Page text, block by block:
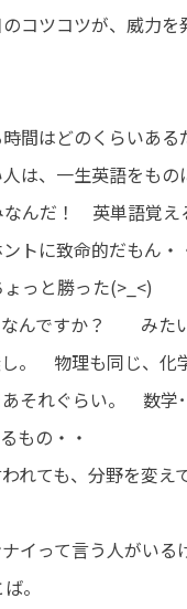
コツコツが、威力
時間はどのくらいあ
人は、一生英語を
なんだ！ 英単語覚
トに致命的だもん
っと勝った(>_<)
なんですか？ みた
。 物理も同じ、化
それぐらい。 数学
もの・・
れても、分野を変
イって言う人がいる
。